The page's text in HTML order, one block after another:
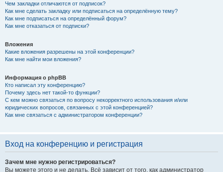
Чем закладки отличаются от подписок?
Как мне сделать закладку или подписаться на определённую тему?
Как мне подписаться на определённый форум?
Как мне отказаться от подписки?
Вложения
Какие вложения разрешены на этой конференции?
Как мне найти мои вложения?
Информация о phpBB
Кто написал эту конференцию?
Почему здесь нет такой-то функции?
С кем можно связаться по вопросу некорректного использования и/или
юридических вопросов, связанных с этой конференцией?
Как мне связаться с администратором конференции?
Вход на конференцию и регистрация
Зачем мне нужно регистрироваться?
Вы можете этого и не делать. Всё зависит от того, как администратор